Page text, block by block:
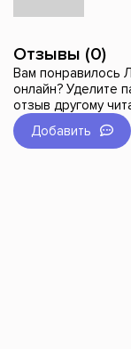
Отзывы (0)
Вам понравилось
онлайн? Уделите
отзыв другому
Добавить